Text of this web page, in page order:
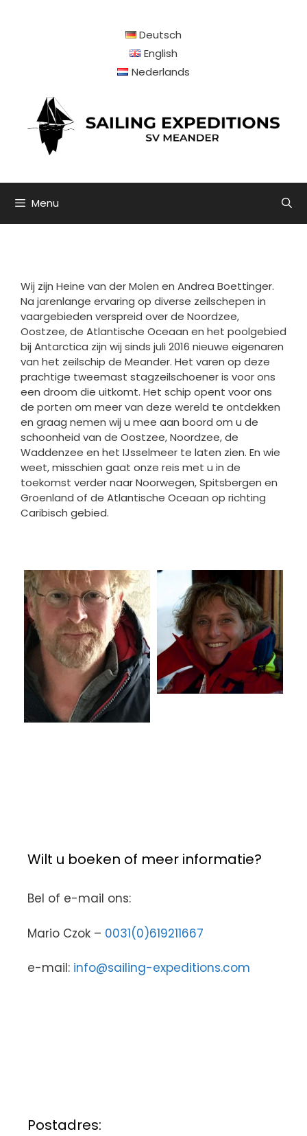
Deutsch
English
Nederlands
Menu
Wij zijn Heine van der Molen en Andrea Boettinger.
Na jarenlange ervaring op diverse zeilschepen in
vaargebieden verspreid over de Noordzee,
Oostzee, de Atlantische Oceaan en het poolgebied
bij Antarctica zijn wij sinds juli 2016 nieuwe eigenaren
van het zeilschip de Meander. Het varen op deze
prachtige tweemast stagzeilschoener is voor ons
een droom die uitkomt. Het schip opent voor ons
de porten om meer van deze wereld te ontdekken
en graag nemen wij u mee aan boord om u de
schoonheid van de Oostzee, Noordzee, de
Waddenzee en het IJsselmeer te laten zien. En wie
weet, misschien gaat onze reis met u in de
toekomst verder naar Noorwegen, Spitsbergen en
Groenland of de Atlantische Oceaan op richting
Caribisch gebied.
Wilt u boeken of meer informatie?
Bel of e-mail ons:
Mario Czok – 0031(0)619211667
e-mail: info@sailing-expeditions.com
Postadres: